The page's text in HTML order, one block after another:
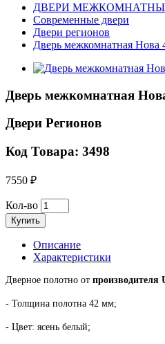
ДВЕРИ
Современные двери
Двери регионов
Дверь межкомнатная Нова
Дверь межкомнатная
Двери Регионов
Код Товара: 3498
7550 ₽
Кол-во
Купить
Описание
Характеристики
Дверное полотно от производителя
- Толщина полотна 42 мм;
- Цвет: ясень белый;